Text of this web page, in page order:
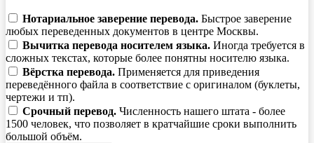
Нотариальное заверение перевода. Быстрое заверение
любых переведенных документов в центре Москвы.
Вычитка перевода носителем языка. Иногда требуется в
сложных текстах, которые более понятны носителю языка.
Вёрстка перевода. Применяется для приведения
переведённого файла в соответствие с оригиналом (буклеты,
чертежи и тп).
Срочный перевод. Численность нашего штата - более
1500 человек, что позволяет в кратчайшие сроки выполнить
большой объём.